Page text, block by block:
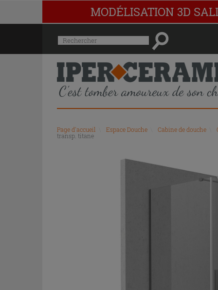
MODÉLISATION 3D
Menu
de
l'historique
des
recherches
et
du
contenu
du
Rechercher
Page d'accueil Espace Douche Cabine de douche
transp. titane